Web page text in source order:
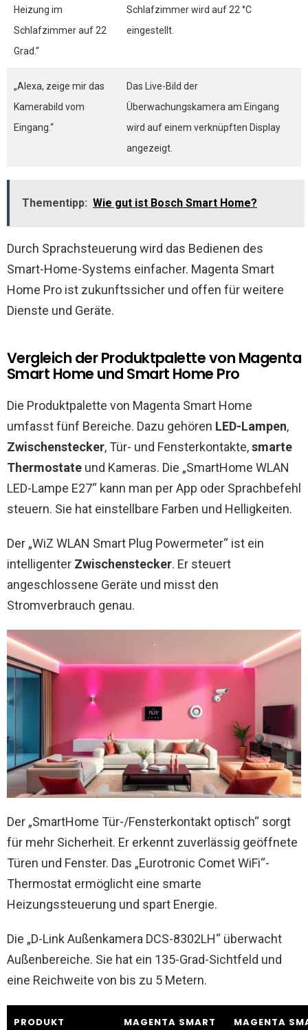
Heizung im
Schlafzimmer auf 22
Grad.“
Schlafzimmer wird auf 22 °C
eingestellt.
„Alexa, zeige mir das
Kamerabild vom
Eingang.“
Das Live-Bild der
Überwachungskamera am Eingang
wird auf einem verknüpften Display
angezeigt.
Thementipp: Wie gut ist Bosch Smart Home?
Durch Sprachsteuerung wird das Bedienen des
Smart-Home-Systems einfacher. Magenta Smart
Home Pro ist zukunftssicher und offen für weitere
Dienste und Geräte.
Vergleich der Produktpalette von Magenta
Smart Home und Smart Home Pro
Die Produktpalette von Magenta Smart Home
umfasst fünf Bereiche. Dazu gehören LED-Lampen,
Zwischenstecker, Tür- und Fensterkontakte,smarte
Thermostate und Kameras. Die „SmartHome WLAN
LED-Lampe E27“ kann man per App oder Sprachbefehl
steuern. Sie hat einstellbare Farben und Helligkeiten.
Der „WiZ WLAN Smart Plug Powermeter“ ist ein
intelligenter Zwischenstecker. Er steuert
angeschlossene Geräte und misst den
Stromverbrauch genau.
Der „SmartHome Tür-/Fensterkontakt optisch“ sorgt
für mehr Sicherheit. Er erkennt zuverlässig geöffnete
Türen und Fenster. Das „Eurotronic Comet WiFi“-
Thermostat ermöglicht eine smarte
Heizungssteuerung und spart Energie.
Die „D-Link Außenkamera DCS-8302LH“ überwacht
Außenbereiche. Sie hat ein 135-Grad-Sichtfeld und
eine Reichweite von bis zu 5 Metern.
PRODUKT
MAGENTA SMART
MAGENTA